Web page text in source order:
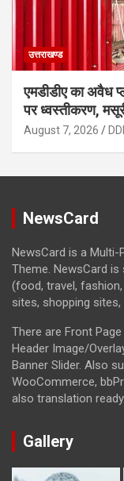
उत्तराखण्ड
एमडीडीए का अवैध
पर ध्वस्तीकरण,
August 7, 2026
NewsCard
NewsCard is a
Theme. NewsCard
(food, travel,
sites, shopping
There are Front
Header Image/
Banner Slider. Also
WooCommerce,
also translation ready.
Gallery